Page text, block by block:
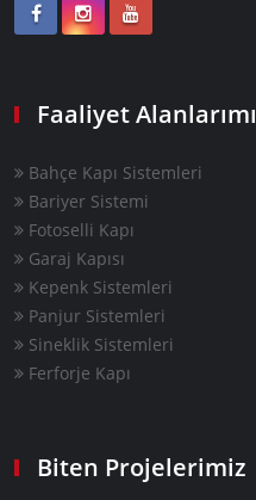
Faaliyet
Bahçe Kapı Sistemleri
Bariyer Sistemi
Fotoselli Kapı
Garaj Kapısı
Kepenk Sistemleri
Panjur Sistemleri
Sineklik Sistemleri
Ferforje Kapı
Biten Projelerimiz